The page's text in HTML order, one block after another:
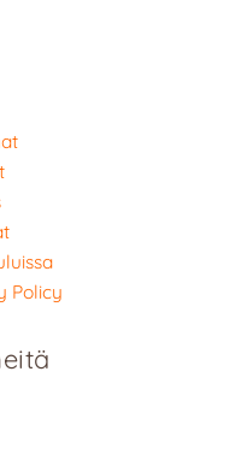
Policy